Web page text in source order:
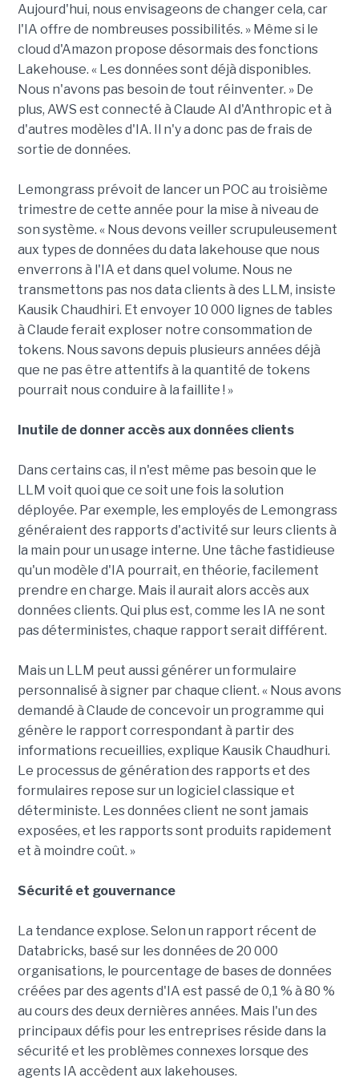
Aujourd'hui, nous envisageons de changer cela, car
l'IA offre de nombreuses possibilités. » Même si le
cloud d'Amazon propose désormais des fonctions
Lakehouse. « Les données sont déjà disponibles.
Nous n'avons pas besoin de tout réinventer. » De
plus, AWS est connecté à Claude AI d'Anthropic et à
d'autres modèles d'IA. Il n'y a donc pas de frais de
sortie de données.
Lemongrass prévoit de lancer un POC au troisième
trimestre de cette année pour la mise à niveau de
son système. « Nous devons veiller scrupuleusement
aux types de données du data lakehouse que nous
enverrons à l'IA et dans quel volume. Nous ne
transmettons pas nos data clients à des LLM, insiste
Kausik Chaudhiri. Et envoyer 10 000 lignes de tables
à Claude ferait exploser notre consommation de
tokens. Nous savons depuis plusieurs années déjà
que ne pas être attentifs à la quantité de tokens
pourrait nous conduire à la faillite ! »
Inutile de donner accès aux données clients
Dans certains cas, il n'est même pas besoin que le
LLM voit quoi que ce soit une fois la solution
déployée. Par exemple, les employés de Lemongrass
généraient des rapports d'activité sur leurs clients à
la main pour un usage interne. Une tâche fastidieuse
qu'un modèle d'IA pourrait, en théorie, facilement
prendre en charge. Mais il aurait alors accès aux
données clients. Qui plus est, comme les IA ne sont
pas déterministes, chaque rapport serait différent.
Mais un LLM peut aussi générer un formulaire
personnalisé à signer par chaque client. « Nous avons
demandé à Claude de concevoir un programme qui
génère le rapport correspondant à partir des
informations recueillies, explique Kausik Chaudhuri.
Le processus de génération des rapports et des
formulaires repose sur un logiciel classique et
déterministe. Les données client ne sont jamais
exposées, et les rapports sont produits rapidement
et à moindre coût. »
Sécurité et gouvernance
La tendance explose. Selon un rapport récent de
Databricks, basé sur les données de 20 000
organisations, le pourcentage de bases de données
créées par des agents d'IA est passé de 0,1 % à 80 %
au cours des deux dernières années. Mais l'un des
principaux défis pour les entreprises réside dans la
sécurité et les problèmes connexes lorsque des
agents IA accèdent aux lakehouses.